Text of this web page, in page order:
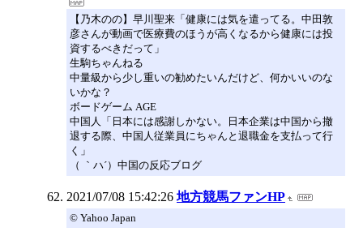
【乃木のの】早川聖来「健康には気を遣ってる。中田敦
彦さんが動画で医療費のほうが高くなるから健康には投
資するべきだって」
生駒ちゃんねる
中量級から少し重いの勧めたいんだけど、何かいいのな
いかな？
ボードゲーム AGE
中国人「日本には感謝しかない。日本企業は中国から撤
退する際、中国人従業員にちゃんと退職金を支払って行
く」
（ ｀ハ´）中国の反応ブログ
2021/07/08 15:42:26 地方競馬ファンHP
© Yahoo Japan